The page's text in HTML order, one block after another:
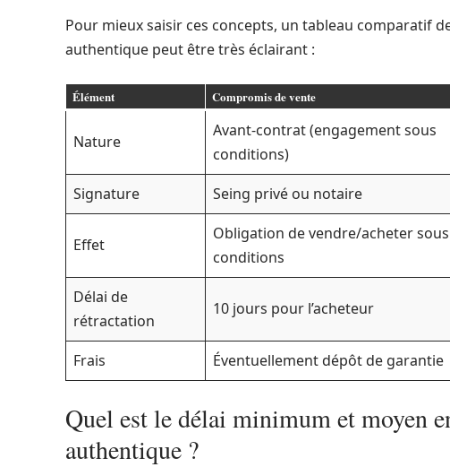
Pour mieux saisir ces concepts, un tableau comparatif
authentique peut être très éclairant :
Élément Compromis de vente
Nature
Avant-contrat (engagement sous
conditions)
Signature
Seing privé ou notaire
Effet
Obligation de vendre/acheter sous
conditions
Délai de
rétractation
10 jours pour l’acheteur
Frais Éventuellement dépôt de garantie
Quel est le délai minimum et moyen
authentique ?